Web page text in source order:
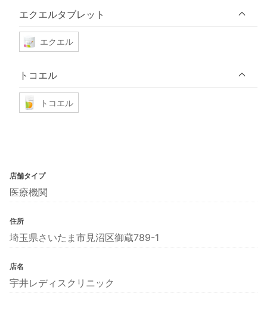
エクエルタブレット
エクエル
トコエル
トコエル
店舗タイプ
医療機関
住所
埼玉県さいたま市見沼区御蔵789-1
店名
宇井レディスクリニック